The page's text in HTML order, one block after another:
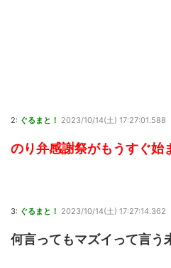
2: ぐるまと！ 2023/10/14(土) 17:27:01.588
のり弁感謝祭がもうすぐ始
3: ぐるまと！ 2023/10/14(土) 17:27:14.362
何言ってもマズイって言う